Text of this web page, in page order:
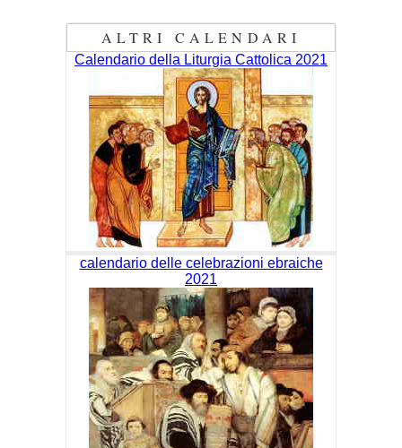
ALTRI CALENDARI
Calendario della Liturgia Cattolica 2021
calendario delle celebrazioni ebraiche
2021